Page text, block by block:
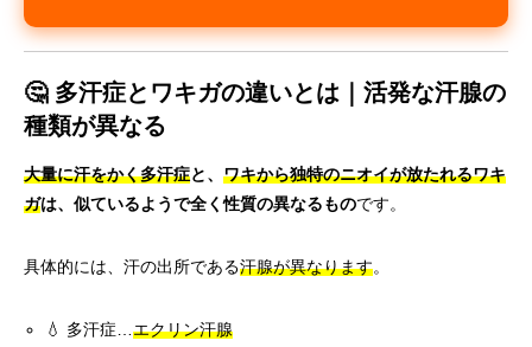
🤔 多汗症とワキガの違いとは｜活発な汗腺の
種類が異なる
大量に汗をかく多汗症と、 ワキから独特のニオイが放たれるワキ
ガは、似ているようで全く性質の異なるものです。
具体的には、汗の出所である汗腺が異なります。
💧 多汗症…エクリン汗腺